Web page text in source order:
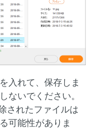
入れて、保存しま
ないでください。
されたファイルは
可能性がありま